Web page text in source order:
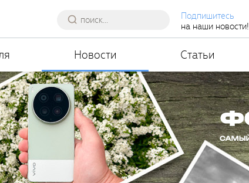
Подпишитесь
на наши новости!
Новости Статьи